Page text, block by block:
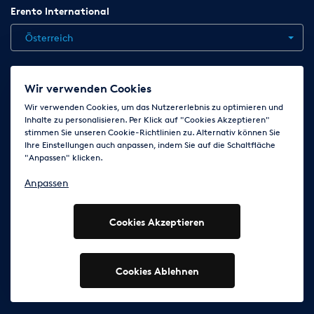
75179 Pforzheim
Telefon und WhatsApp: 0176/86191375
Erento International
Österreich
Jobs Kontakt News
AGB
Impressum Cookie-Einstellungen ändern
Folge uns auf
© 2003 - 2026 Erento Campanda GmbH - Alle Rechte
vorbehalten
Ausgewiesene Marken gehören den jeweiligen Eigentümern.
Wir verwenden Cookies
Wir verwenden Cookies, um das Nutzererlebnis zu optimieren und
Inhalte zu personalisieren. Per Klick auf "Cookies Akzeptieren"
stimmen Sie unseren Cookie-Richtlinien zu. Alternativ können Sie
Ihre Einstellungen auch anpassen, indem Sie auf die Schaltfläche
"Anpassen" klicken.
Anpassen
Cookies Akzeptieren
Cookies Ablehnen